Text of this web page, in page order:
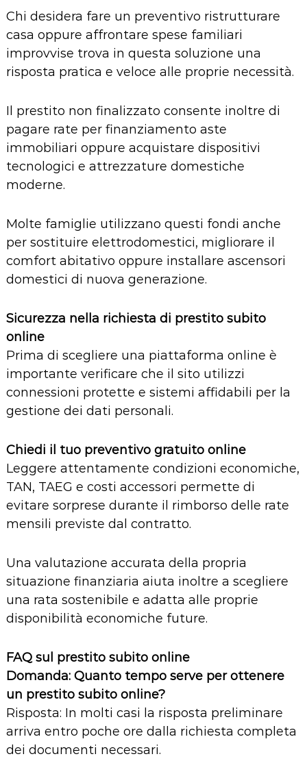
Chi desidera fare un preventivo ristrutturare
casa oppure affrontare spese familiari
improvvise trova in questa soluzione una
risposta pratica e veloce alle proprie necessità.
Il prestito non finalizzato consente inoltre di
pagare rate per finanziamento aste
immobiliari oppure acquistare dispositivi
tecnologici e attrezzature domestiche
moderne.
Molte famiglie utilizzano questi fondi anche
per sostituire elettrodomestici, migliorare il
comfort abitativo oppure installare ascensori
domestici di nuova generazione.
Sicurezza nella richiesta di prestito subito
online
Prima di scegliere una piattaforma online è
importante verificare che il sito utilizzi
connessioni protette e sistemi affidabili per la
gestione dei dati personali.
Chiedi il tuo preventivo gratuito online
Leggere attentamente condizioni economiche,
TAN, TAEG e costi accessori permette di
evitare sorprese durante il rimborso delle rate
mensili previste dal contratto.
Una valutazione accurata della propria
situazione finanziaria aiuta inoltre a scegliere
una rata sostenibile e adatta alle proprie
disponibilità economiche future.
FAQ sul prestito subito online
Domanda: Quanto tempo serve per ottenere
un prestito subito online?
Risposta: In molti casi la risposta preliminare
arriva entro poche ore dalla richiesta completa
dei documenti necessari.